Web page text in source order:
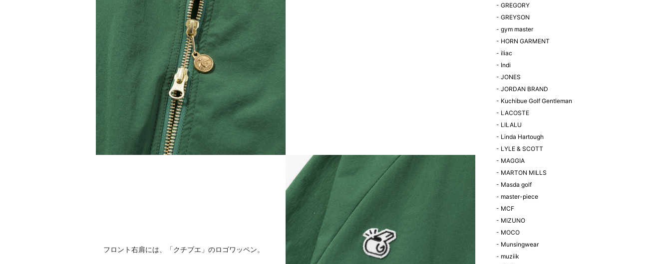
フロント右肩には、「クチブエ」のロゴワッペン。
- GREGORY
- GREYSON
- gym master
- HORN GARMENT
- iliac
- Indi
- JONES
- JORDAN BRAND
- Kuchibue Golf Gentleman
- LACOSTE
- LILALU
- Linda Hartough
- LYLE & SCOTT
- MAGGIA
- MARTON MILLS
- Masda golf
- master-piece
- MCF
- MIZUNO
- MOCO
- Munsingwear
- muziik